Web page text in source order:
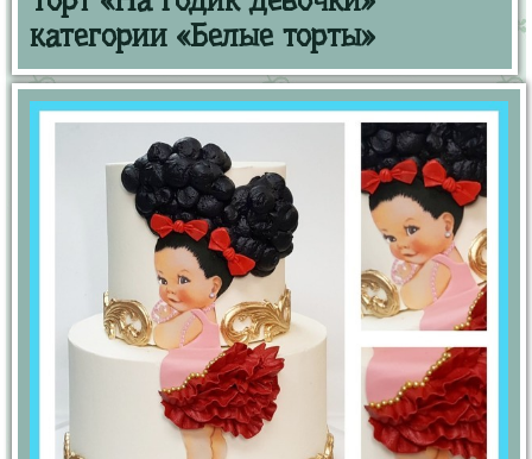
категории «Белые торты»